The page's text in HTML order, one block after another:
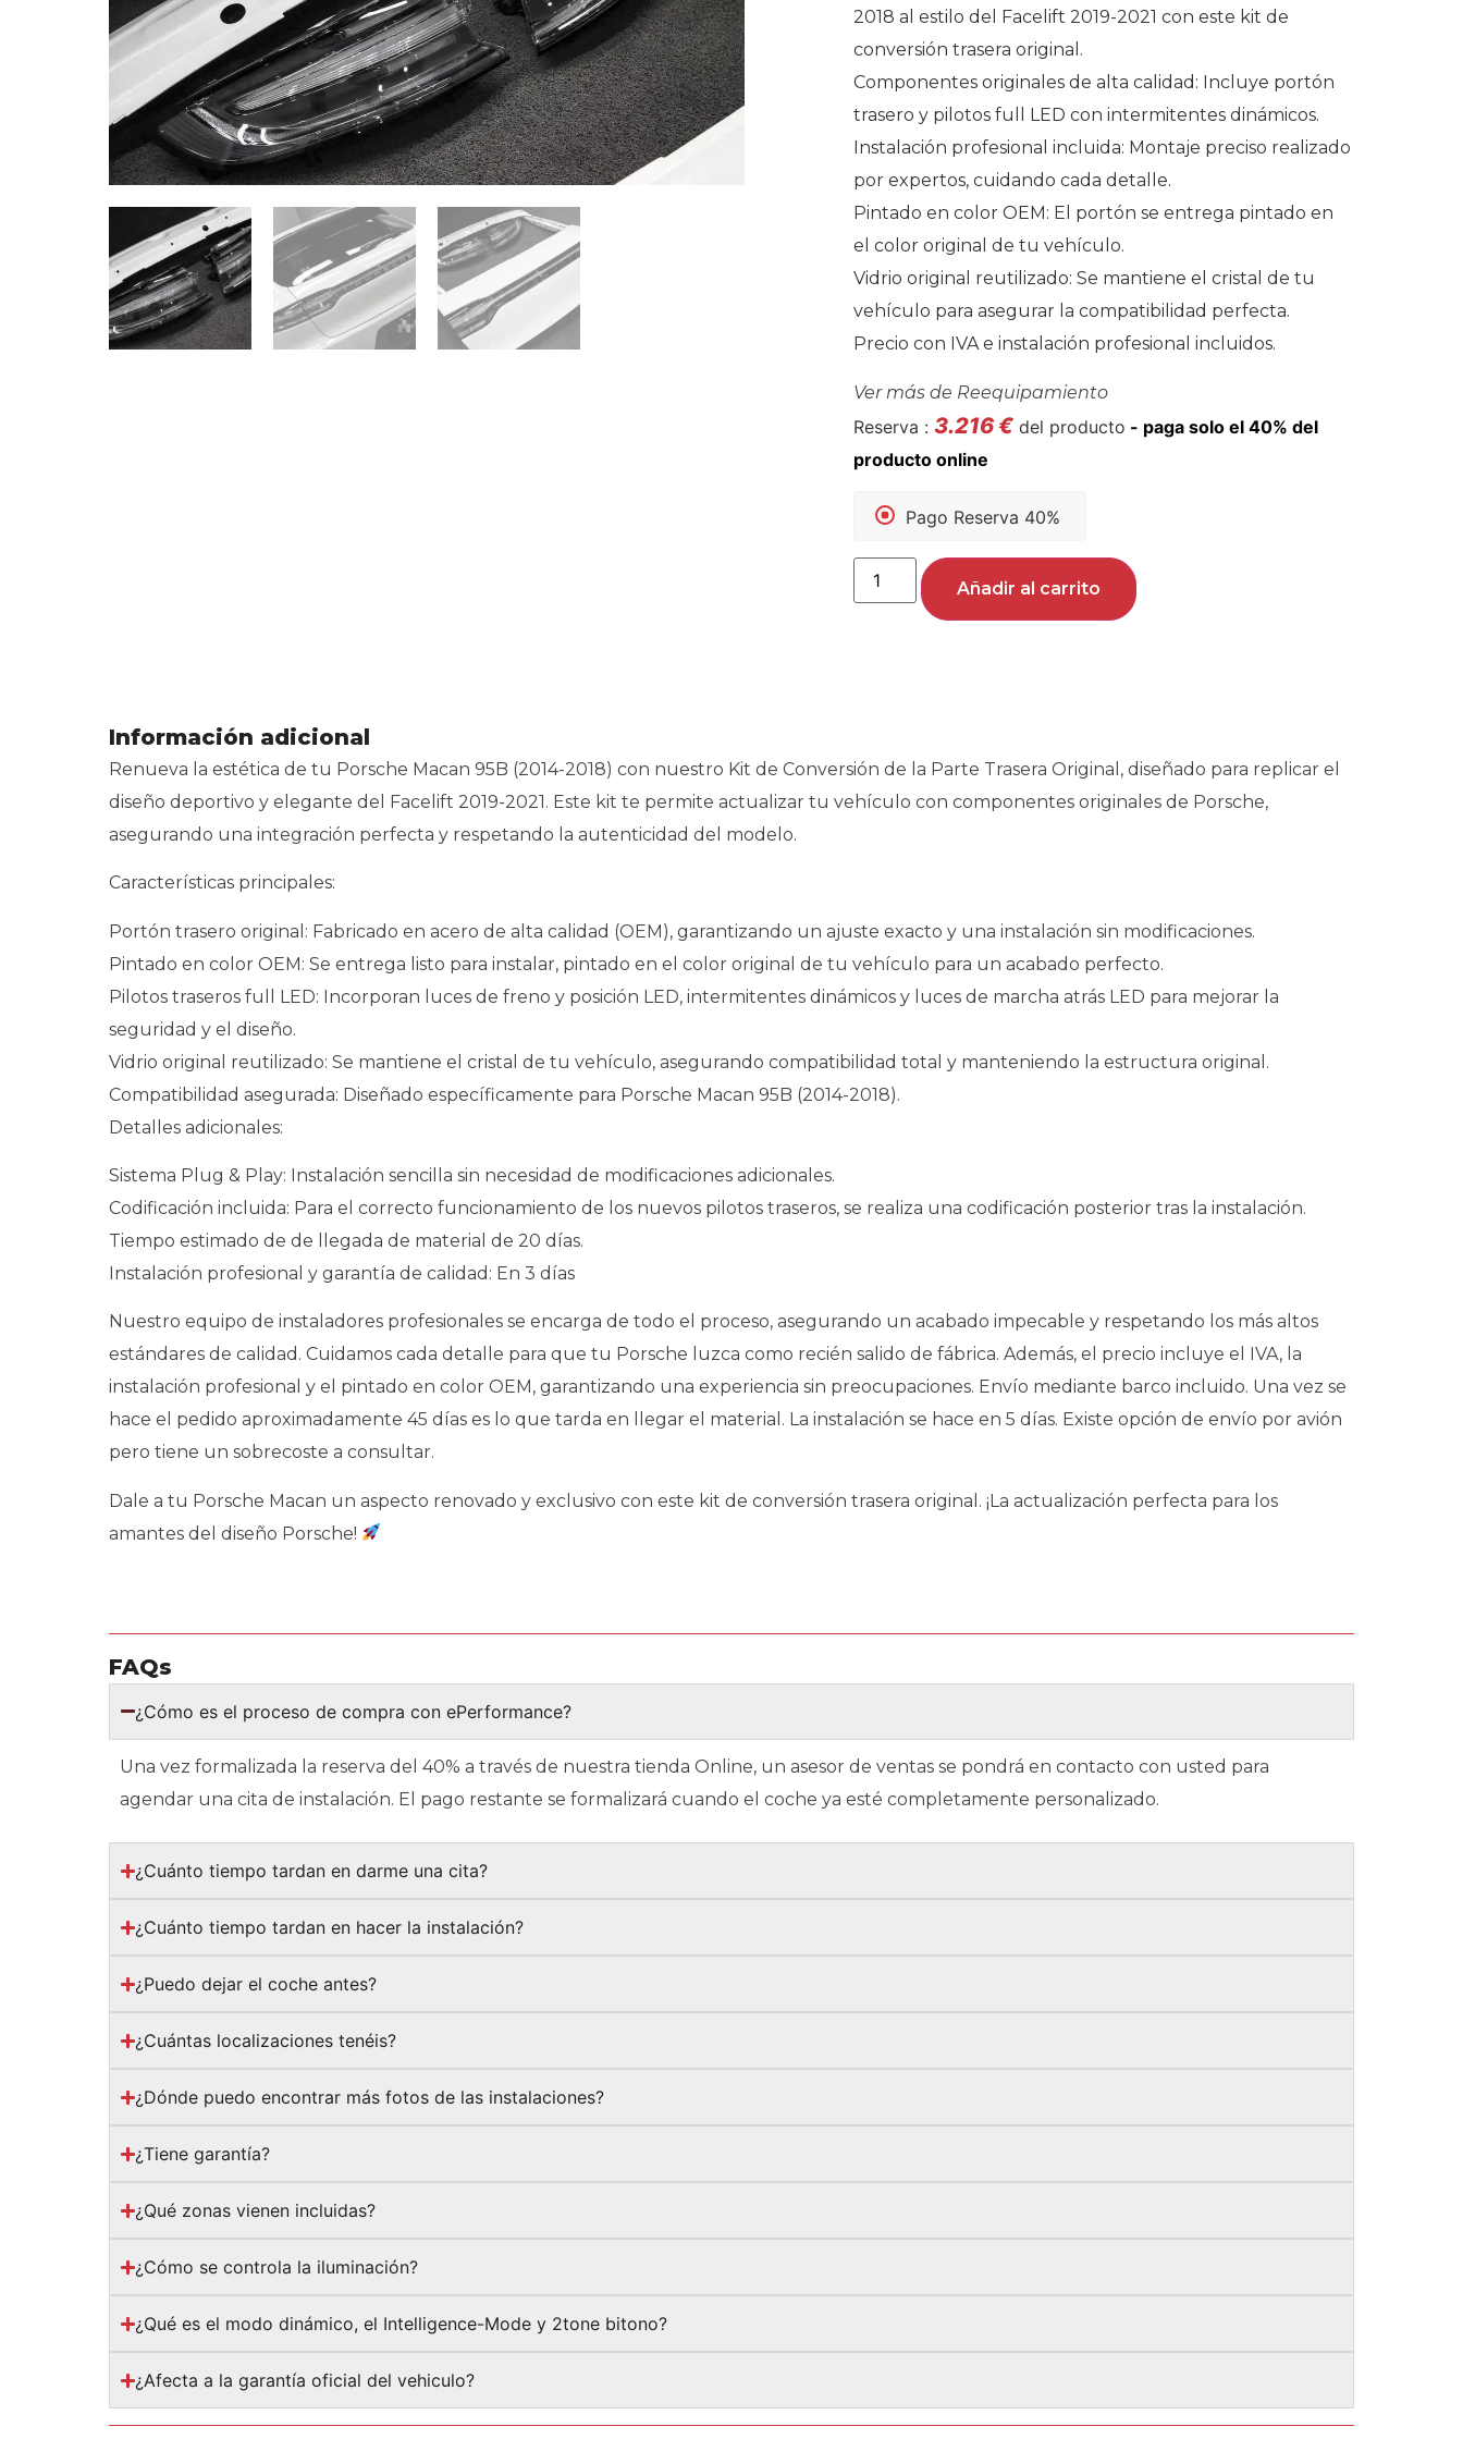
2018 al estilo del Facelift 2019-2021 con este kit de
conversión trasera original.
Componentes originales de alta calidad: Incluye portón
trasero y pilotos full LED con intermitentes dinámicos.
Instalación profesional incluida: Montaje preciso realizado
por expertos, cuidando cada detalle.
Pintado en color OEM: El portón se entrega pintado en
el color original de tu vehículo.
Vidrio original reutilizado: Se mantiene el cristal de tu
vehículo para asegurar la compatibilidad perfecta.
Precio con IVA e instalación profesional incluidos.
Ver más de Reequipamiento
Reserva :3.216€ del producto
Pago Reserva 40%
Añadir al carrito
Información adicional
Renueva la estética de tu Porsche Macan 95B (2014-2018) con nuestro Kit de Conversión de la Parte Trasera Original, diseñado para replicar el
diseño deportivo y elegante del Facelift 2019-2021. Este kit te permite actualizar tu vehículo con componentes originales de Porsche,
asegurando una integración perfecta y respetando la autenticidad del modelo.
Características principales:
Portón trasero original: Fabricado en acero de alta calidad (OEM), garantizando un ajuste exacto y una instalación sin modificaciones.
Pintado en color OEM: Se entrega listo para instalar, pintado en el color original de tu vehículo para un acabado perfecto.
Pilotos traseros full LED: Incorporan luces de freno y posición LED, intermitentes dinámicos y luces de marcha atrás LED para mejorar la
seguridad y el diseño.
Vidrio original reutilizado: Se mantiene el cristal de tu vehículo, asegurando compatibilidad total y manteniendo la estructura original.
Compatibilidad asegurada: Diseñado específicamente para Porsche Macan 95B (2014-2018).
Detalles adicionales:
Sistema Plug & Play: Instalación sencilla sin necesidad de modificaciones adicionales.
Codificación incluida: Para el correcto funcionamiento de los nuevos pilotos traseros, se realiza una codificación posterior tras la instalación.
Tiempo estimado de de llegada de material de 20 días.
Instalación profesional y garantía de calidad: En 3 días
Nuestro equipo de instaladores profesionales se encarga de todo el proceso, asegurando un acabado impecable y respetando los más altos
estándares de calidad. Cuidamos cada detalle para que tu Porsche luzca como recién salido de fábrica. Además, el precio incluye el IVA, la
instalación profesional y el pintado en color OEM, garantizando una experiencia sin preocupaciones. Envío mediante barco incluido. Una vez se
hace el pedido aproximadamente 45 días es lo que tarda en llegar el material. La instalación se hace en 5 días. Existe opción de envío por avión
pero tiene un sobrecoste a consultar.
Dale a tu Porsche Macan un aspecto renovado y exclusivo con este kit de conversión trasera original. ¡La actualización perfecta para los
amantes del diseño Porsche!
FAQs
¿Cómo es el proceso de compra con ePerformance?
Una vez formalizada la reserva del 40% a través de nuestra tienda Online, un asesor de ventas se pondrá en contacto con usted para
agendar una cita de instalación. El pago restante se formalizará cuando el coche ya esté completamente personalizado.
¿Cuánto tiempo tardan en darme una cita?
¿Cuánto tiempo tardan en hacer la instalación?
¿Puedo dejar el coche antes?
¿Cuántas localizaciones tenéis?
¿Dónde puedo encontrar más fotos de las instalaciones?
¿Tiene garantía?
¿Qué zonas vienen incluidas?
¿Cómo se controla la iluminación?
¿Qué es el modo dinámico, el Intelligence-Mode y 2tone bitono?
¿Afecta a la garantía oficial del vehiculo?